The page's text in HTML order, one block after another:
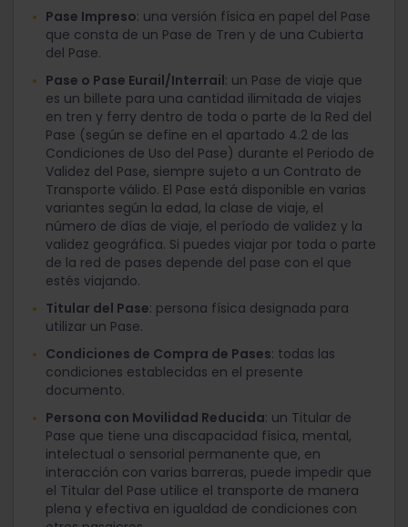
Pase Impreso: una versión física en papel del Pase
que consta de un Pase de Tren y de una Cubierta
del Pase.
Pase o Pase Eurail/Interrail: un Pase de viaje que
es un billete para una cantidad ilimitada de viajes
en tren y ferry dentro de toda o parte de la Red del
Pase (según se define en el apartado 4.2 de las
Condiciones de Uso del Pase) durante el Periodo de
Validez del Pase, siempre sujeto a un Contrato de
Transporte válido. El Pase está disponible en varias
variantes según la edad, la clase de viaje, el
número de días de viaje, el período de validez y la
validez geográfica. Si puedes viajar por toda o parte
de la red de pases depende del pase con el que
estés viajando.
Titular del Pase: persona física designada para
utilizar un Pase.
Condiciones de Compra de Pases: todas las
condiciones establecidas en el presente
documento.
Persona con Movilidad Reducida: un Titular de
Pase que tiene una discapacidad física, mental,
intelectual o sensorial permanente que, en
interacción con varias barreras, puede impedir que
el Titular del Pase utilice el transporte de manera
plena y efectiva en igualdad de condiciones con